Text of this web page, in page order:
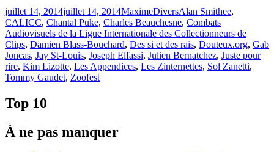
Publié
le
juillet 14, 2014juillet 14, 2014MaximeCatégories
DiversÉtiquettes
Alan Smithee,
CALICC, Chantal Puke, Charles Beauchesne, Combats
Audiovisuels de la Ligue Internationale des Collectionneurs de
Clips, Damien Blass-Bouchard, Des si et des rais, Douteux.org, Gab
Joncas, Jay St-Louis, Joseph Elfassi, Julien Bernatchez, Juste pour
rire, Kim Lizotte, Les Appendices, Les Zinternettes, Sol Zanetti,
Tommy Gaudet, Zoofest
Top 10
À ne pas manquer